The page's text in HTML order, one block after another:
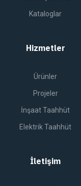
Kataloglar
Hizmetler
Ürünler
Projeler
İnşaat Taahhüt
Elektrik Taahhüt
İletişim